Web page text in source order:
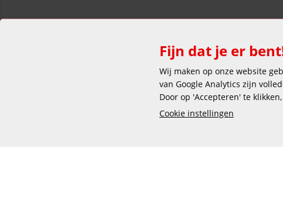
Fijn dat je er
Wij maken op onze website
van Google Analytics zijn
Door op 'Accepteren' te
Cookie instellingen